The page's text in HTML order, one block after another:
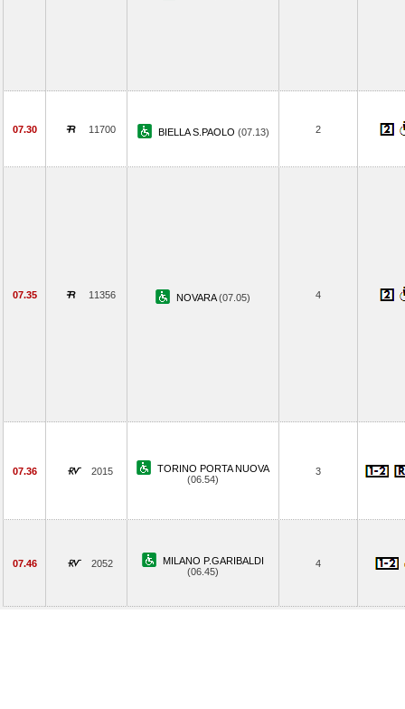
07.30 11700 BIELLA S.PAOLO (07.13) 2
07.35 11356 NOVARA(07.05) 4
07.36 2015
TORINO PORTA NUOVA
(06.54)
3
07.46 2052
MILANO P.GARIBALDI
(06.45)
4